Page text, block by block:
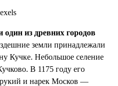
один из древних городов
земли принадлежали
Кучке. Небольшое селение
В 1175 году его
и нарек Москов —